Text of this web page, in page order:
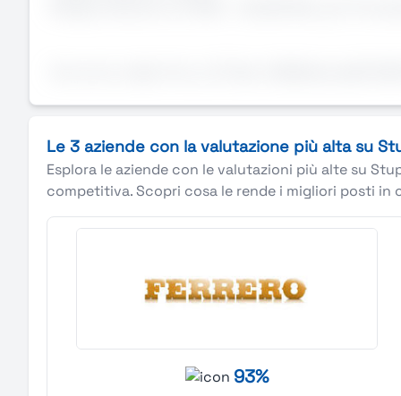
Le 3 aziende con la valutazione più alta su
Esplora le aziende con le valutazioni più alte su
competitiva. Scopri cosa le rende i migliori posti in
93%